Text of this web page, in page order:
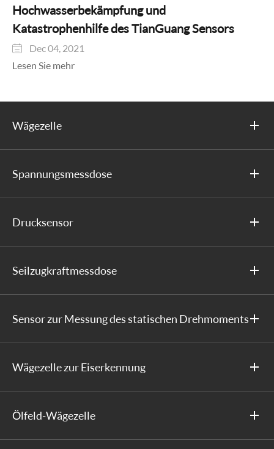
Hochwasserbekämpfung und
Katastrophenhilfe des TianGuang Sensors

Dec 04, 2021
Lesen Sie mehr
Wägezelle
Spannungsmessdose
Drucksensor
Seilzugkraftmessdose
Sensor zur Messung des statischen Drehmoments
Wägezelle zur Eiserkennung
Ölfeld-Wägezelle